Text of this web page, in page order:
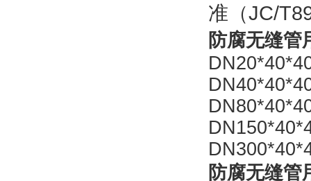
准（JC/
防腐无缝管
防腐无缝管